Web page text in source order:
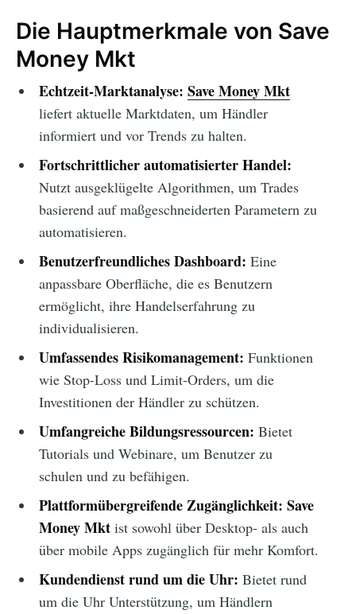
Die Hauptmerkmale von Save
Money Mkt
Echtzeit-Marktanalyse: Save Money Mkt
liefert aktuelle Marktdaten, um Händler
informiert und vor Trends zu halten.
Fortschrittlicher automatisierter Handel:
Nutzt ausgeklügelte Algorithmen, um Trades
basierend auf maßgeschneiderten Parametern zu
automatisieren.
Benutzerfreundliches Dashboard: Eine
anpassbare Oberfläche, die es Benutzern
ermöglicht, ihre Handelserfahrung zu
individualisieren.
Umfassendes Risikomanagement: Funktionen
wie Stop-Loss und Limit-Orders, um die
Investitionen der Händler zu schützen.
Umfangreiche Bildungsressourcen: Bietet
Tutorials und Webinare, um Benutzer zu
schulen und zu befähigen.
Plattformübergreifende Zugänglichkeit: Save
Money Mktist sowohl über Desktop- als auch
über mobile Apps zugänglich für mehr Komfort.
Kundendienst rund um die Uhr: Bietet rund
um die Uhr Unterstützung, um Händlern